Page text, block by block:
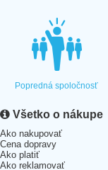
Popredná spoločnosť
Všetko o nákupe
Ako nakupovať
Cena dopravy
Ako platiť
Ako reklamovať